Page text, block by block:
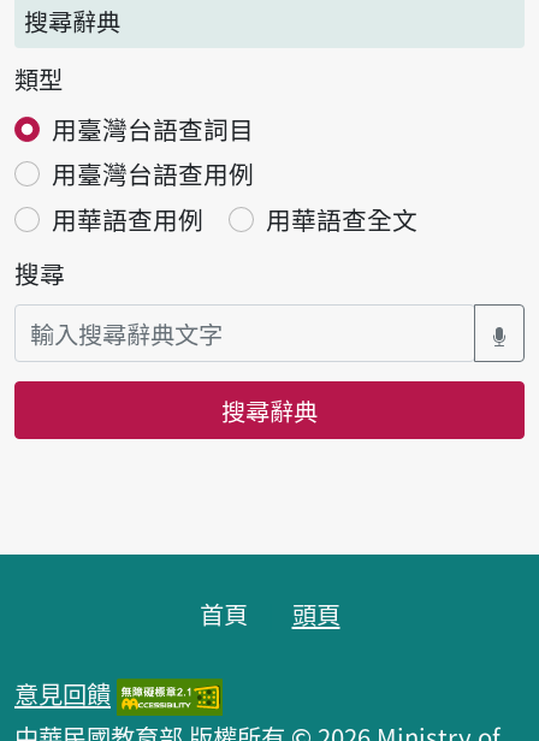
搜尋辭典
類型
用臺灣台語查詞目
用臺灣台語查用例
用華語查用例
用華語查全文
搜尋
搜尋辭典
首頁 頭頁
意見回饋